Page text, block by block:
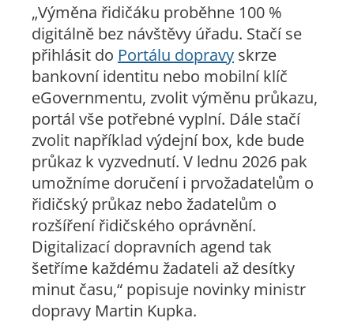
„Výměna řidičáku proběhne 100 %
digitálně bez návštěvy úřadu. Stačí se
přihlásit do Portálu dopravy skrze
bankovní identitu nebo mobilní klíč
eGovernmentu, zvolit výměnu průkazu,
portál vše potřebné vyplní. Dále stačí
zvolit například výdejní box, kde bude
průkaz k vyzvednutí. V lednu 2026 pak
umožníme doručení i prvožadatelům o
řidičský průkaz nebo žadatelům o
rozšíření řidičského oprávnění.
Digitalizací dopravních agend tak
šetříme každému žadateli až desítky
minut času,“ popisuje novinky ministr
dopravy Martin Kupka.